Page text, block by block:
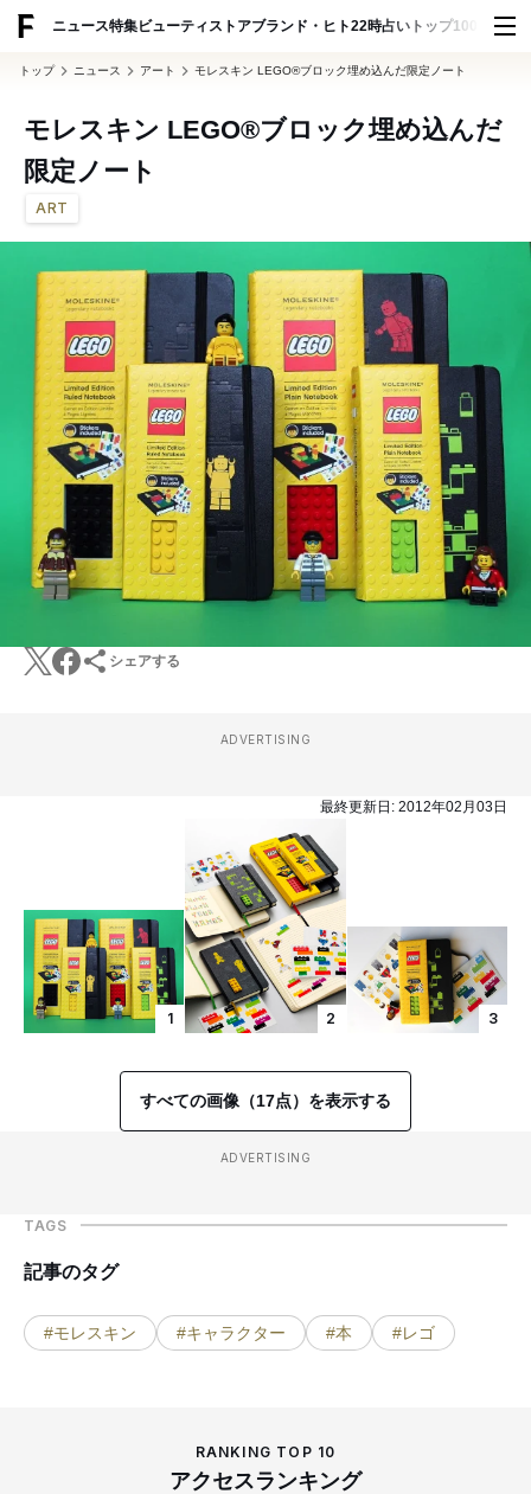
ニュース特集ビューティ ストアブランド・ヒト22時占い トップ100 スナッ
トップ ニュース アート モレスキン LEGO®ブロック埋め込んだ限定ノート
モレスキン LEGO®ブロック埋め込んだ
限定ノート
ART
シェアする
ADVERTISING
最終更新日: 2012年02月03日
1 2 3
すべての画像（17点）を表示する
ADVERTISING
TAGS
記事のタグ
#モレスキン #キャラクター #本 #レゴ
RANKING TOP 10
アクセスランキング